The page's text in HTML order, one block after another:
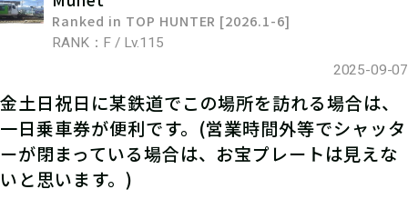
Ranked in TOP HUNTER [2026.1-6]
RANK：F / Lv.115
2025-09-07
金土日祝日に某鉄道でこの場所を訪れる場合は、
一日乗車券が便利です。(営業時間外等でシャッタ
ーが閉まっている場合は、お宝プレートは見えな
いと思います。)